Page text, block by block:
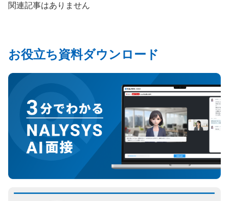
関連記事はありません
お役立ち資料ダウンロード